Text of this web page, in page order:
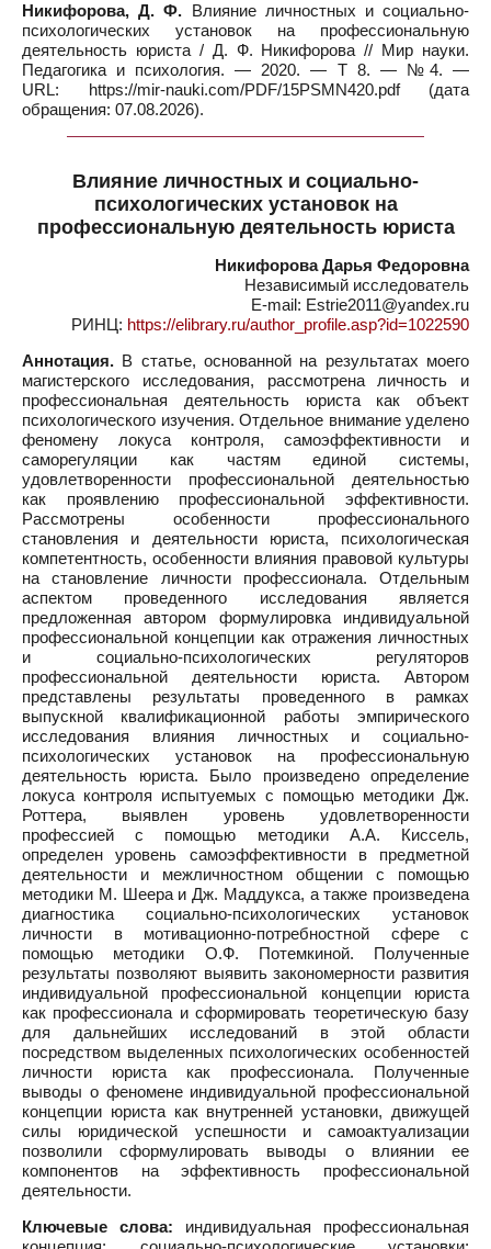
Никифорова, Д. Ф. Влияние личностных и социально-
психологических установок на профессиональную
деятельность юриста / Д. Ф. Никифорова // Мир науки.
Педагогика и психология. — 2020. — Т 8. — №4. —
URL: https://mir-nauki.com/PDF/15PSMN420.pdf (дата
обращения: 07.08.2026).
Влияние личностных и социально-
психологических установок на
профессиональную деятельность юриста
Никифорова Дарья Федоровна
Независимый исследователь
E-mail: Estrie2011@yandex.ru
РИНЦ: https://elibrary.ru/author_profile.asp?id=1022590
Аннотация. В статье, основанной на результатах моего
магистерского исследования, рассмотрена личность и
профессиональная деятельность юриста как объект
психологического изучения. Отдельное внимание уделено
феномену локуса контроля, самоэффективности и
саморегуляции как частям единой системы,
удовлетворенности профессиональной деятельностью
как проявлению профессиональной эффективности.
Рассмотрены особенности профессионального
становления и деятельности юриста, психологическая
компетентность, особенности влияния правовой культуры
на становление личности профессионала. Отдельным
аспектом проведенного исследования является
предложенная автором формулировка индивидуальной
профессиональной концепции как отражения личностных
и социально-психологических регуляторов
профессиональной деятельности юриста. Автором
представлены результаты проведенного в рамках
выпускной квалификационной работы эмпирического
исследования влияния личностных и социально-
психологических установок на профессиональную
деятельность юриста. Было произведено определение
локуса контроля испытуемых с помощью методики Дж.
Роттера, выявлен уровень удовлетворенности
профессией с помощью методики А.А. Киссель,
определен уровень самоэффективности в предметной
деятельности и межличностном общении с помощью
методики М. Шеера и Дж. Маддукса, а также произведена
диагностика социально-психологических установок
личности в мотивационно-потребностной сфере с
помощью методики О.Ф. Потемкиной. Полученные
результаты позволяют выявить закономерности развития
индивидуальной профессиональной концепции юриста
как профессионала и сформировать теоретическую базу
для дальнейших исследований в этой области
посредством выделенных психологических особенностей
личности юриста как профессионала. Полученные
выводы о феномене индивидуальной профессиональной
концепции юриста как внутренней установки, движущей
силы юридической успешности и самоактуализации
позволили сформулировать выводы о влиянии ее
компонентов на эффективность профессиональной
деятельности.
Ключевые слова: индивидуальная профессиональная